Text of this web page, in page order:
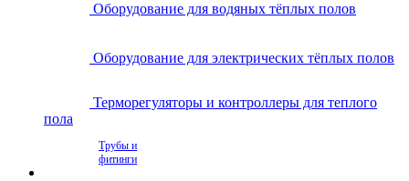
Оборудование для водяных тёплых полов
Оборудование для электрических тёплых полов
Терморегуляторы и контроллеры для теплого
пола
Трубы и
фитинги